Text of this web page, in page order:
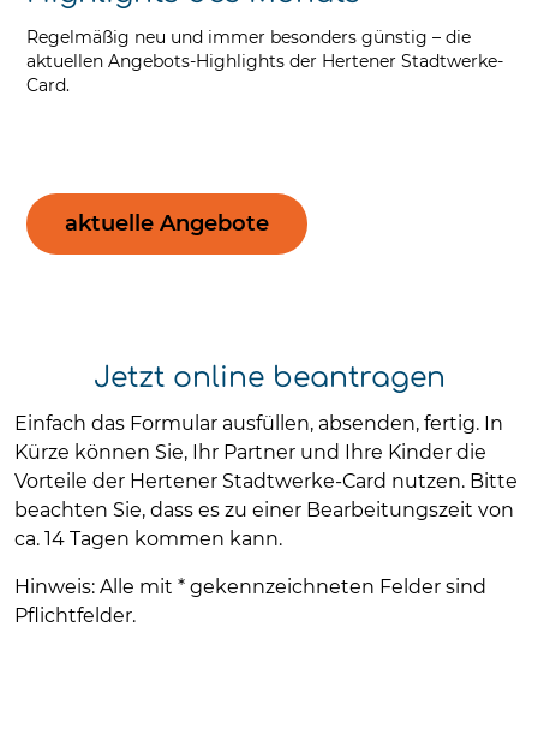
Regelmäßig neu und immer besonders günstig – die
aktuellen Angebots-Highlights der Hertener Stadtwerke-
Card.
aktuelle Angebote
Jetzt online beantragen
Einfach das Formular ausfüllen, absenden, fertig. In
Kürze können Sie, Ihr Partner und Ihre Kinder die
Vorteile der Hertener Stadtwerke-Card nutzen. Bitte
beachten Sie, dass es zu einer Bearbeitungszeit von
ca. 14 Tagen kommen kann.
Hinweis: Alle mit * gekennzeichneten Felder sind
Pflichtfelder.